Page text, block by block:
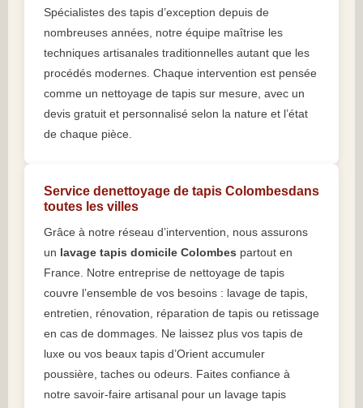
Spécialistes des tapis d’exception depuis de
nombreuses années, notre équipe maîtrise les
techniques artisanales traditionnelles autant que les
procédés modernes. Chaque intervention est pensée
comme un nettoyage de tapis sur mesure, avec un
devis gratuit et personnalisé selon la nature et l’état
de chaque pièce.
Service denettoyage de tapis Colombesdans
toutes les villes
Grâce à notre réseau d’intervention, nous assurons
un lavage tapis domicile Colombes partout en
France. Notre entreprise de nettoyage de tapis
couvre l’ensemble de vos besoins : lavage de tapis,
entretien, rénovation, réparation de tapis ou retissage
en cas de dommages. Ne laissez plus vos tapis de
luxe ou vos beaux tapis d’Orient accumuler
poussière, taches ou odeurs. Faites confiance à
notre savoir-faire artisanal pour un lavage tapis